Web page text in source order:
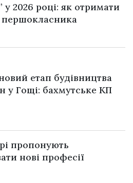
2026 році: як отримати
першокласника
етап будівництва
у Гощі: бахмутське КП
пропонують
нові професії